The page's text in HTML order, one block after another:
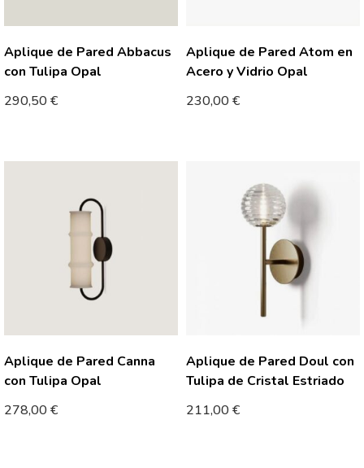
Aplique de Pared Abbacus
con Tulipa Opal
290,50€
Aplique de Pared Atom en
Acero y Vidrio Opal
230,00€
Aplique de Pared Canna
con Tulipa Opal
278,00€
Aplique de Pared Doul con
Tulipa de Cristal Estriado
211,00€